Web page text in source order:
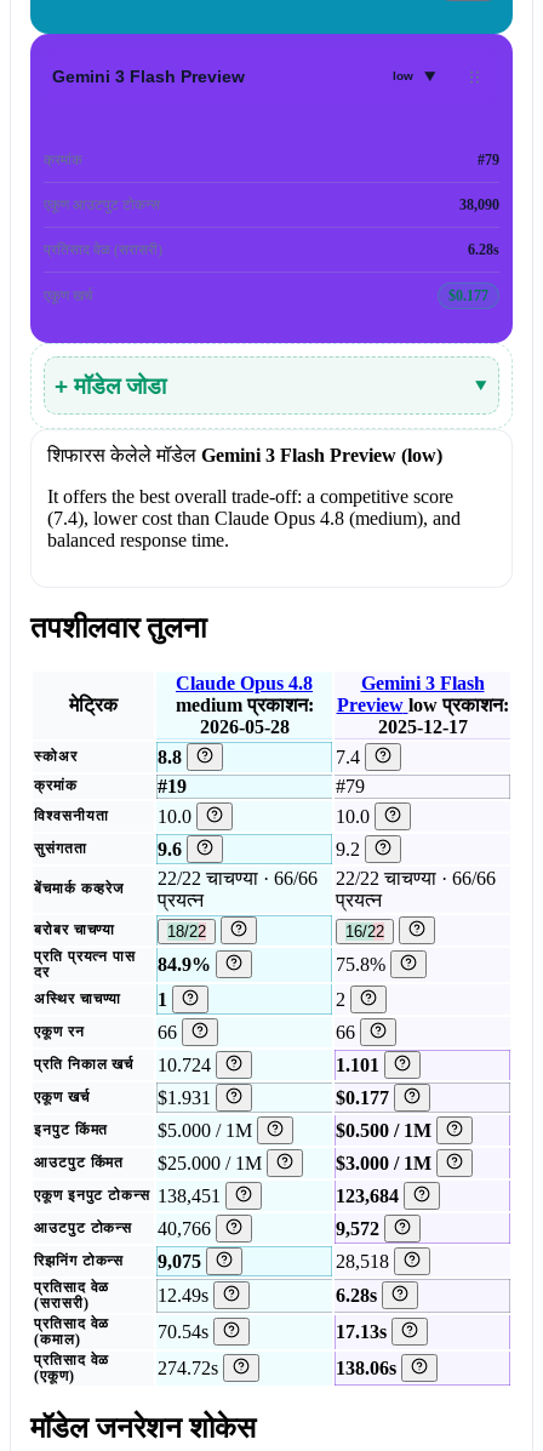
Gemini 3 Flash Preview low ▾
क्रमांक #79
एकूण आउटपुट टोकन्स 38,090
प्रतिसाद वेळ (सरासरी) 6.28s
एकूण खर्च $0.177
+ मॉडेल जोडा ▾
शिफारस केलेले मॉडेल Gemini 3 Flash Preview (low)
It offers the best overall trade-off: a competitive score
(7.4), lower cost than Claude Opus 4.8 (medium), and
balanced response time.
तपशीलवार तुलना
मेट्रिक
Claude Opus 4.8
medium प्रकाशन:
2026-05-28
Gemini 3 Flash
Preview low प्रकाशन:
2025-12-17
स्कोअर 8.8 7.4
क्रमांक #19 #79
विश्वसनीयता 10.0 10.0
सुसंगतता 9.6 9.2
बेंचमार्क कव्हरेज
22/22 चाचण्या · 66/66
प्रयत्न
22/22 चाचण्या · 66/66
प्रयत्न
बरोबर चाचण्या 18/22 16/22
प्रति प्रयत्न पास
दर
84.9% 75.8%
अस्थिर चाचण्या 1 2
एकूण रन 66 66
प्रति निकाल खर्च 10.724 1.101
एकूण खर्च $1.931 $0.177
इनपुट किंमत $5.000 / 1M $0.500 / 1M
आउटपुट किंमत $25.000 / 1M $3.000 / 1M
एकूण इनपुट टोकन्स 138,451 123,684
आउटपुट टोकन्स 40,766 9,572
रिझनिंग टोकन्स 9,075 28,518
प्रतिसाद वेळ
(सरासरी)
12.49s 6.28s
प्रतिसाद वेळ
(कमाल)
70.54s 17.13s
प्रतिसाद वेळ
(एकूण)
274.72s 138.06s
मॉडेल जनरेशन शोकेस